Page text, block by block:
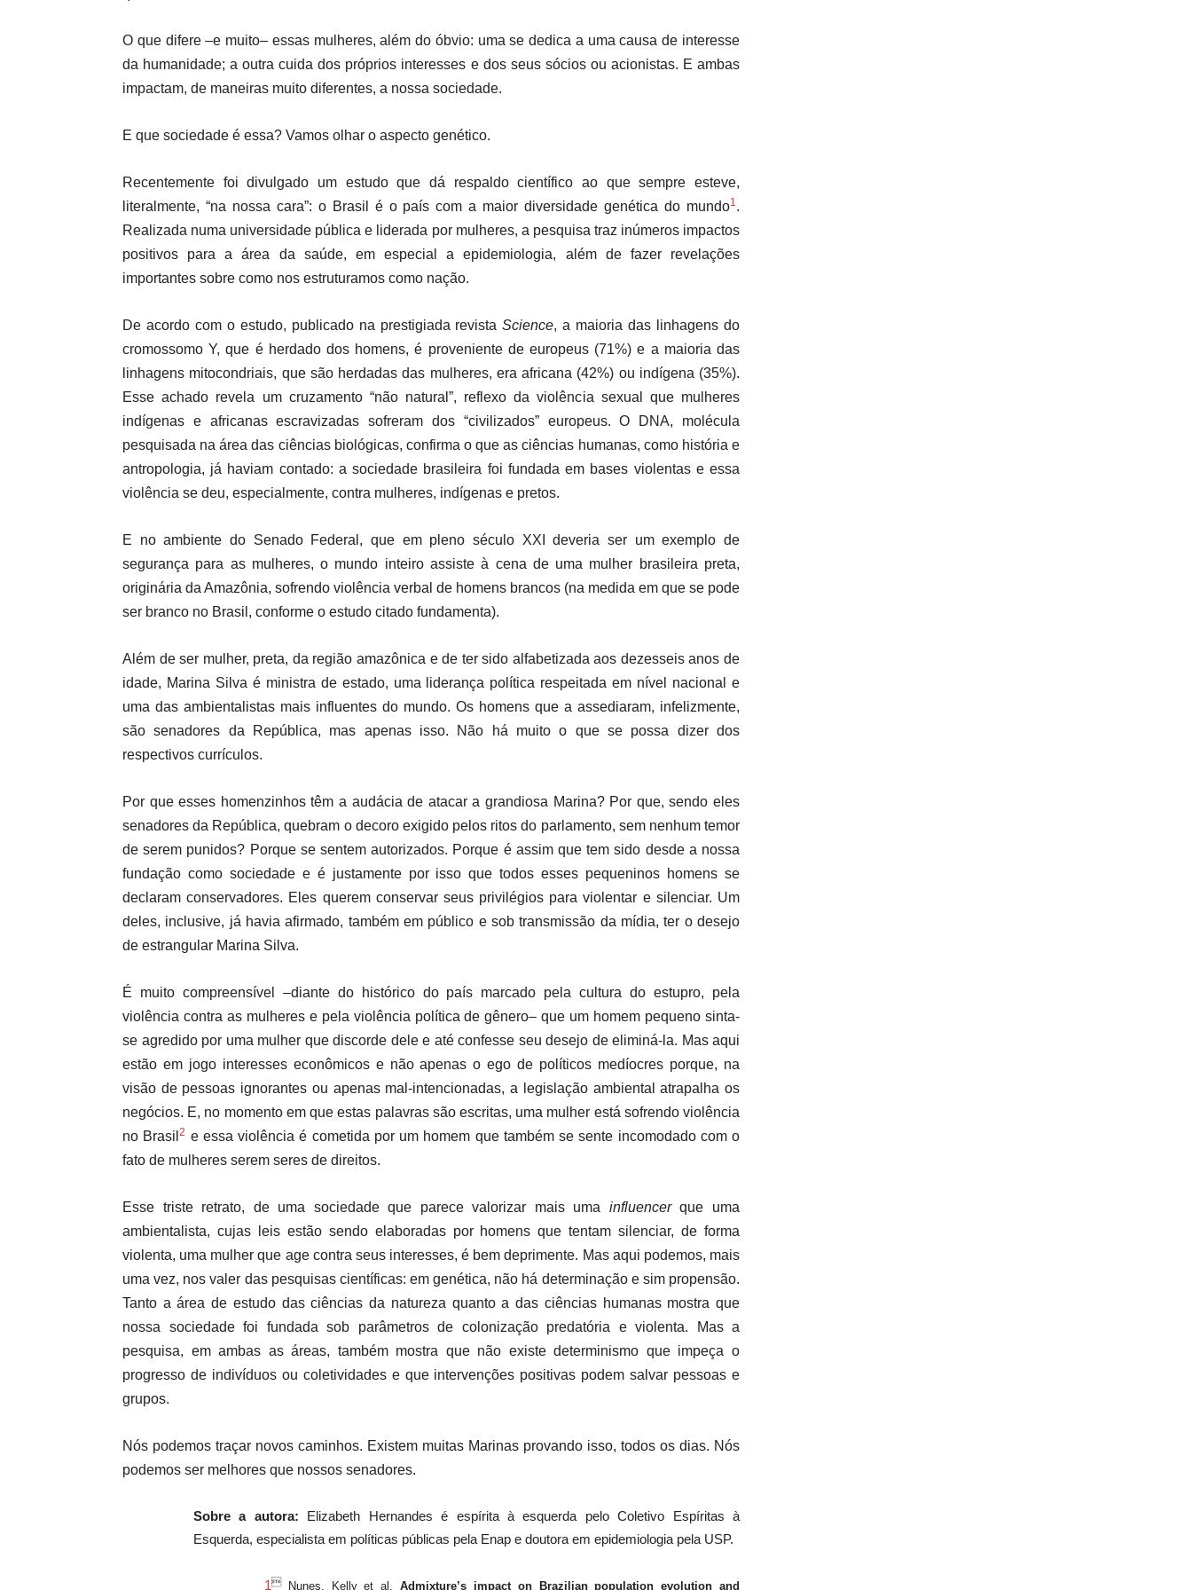
O que difere –e muito– essas mulheres, além do óbvio: uma se dedica a uma causa de interesse
da humanidade; a outra cuida dos próprios interesses e dos seus sócios ou acionistas. E ambas
impactam, de maneiras muito diferentes, a nossa sociedade.
E que sociedade é essa? Vamos olhar o aspecto genético.
Recentemente foi divulgado um estudo que dá respaldo científico ao que sempre esteve,
literalmente, “na nossa cara”: o Brasil é o país com a maior diversidade genética do mundo1.
Realizada numa universidade pública e liderada por mulheres, a pesquisa traz inúmeros impactos
positivos para a área da saúde, em especial a epidemiologia, além de fazer revelações
importantes sobre como nos estruturamos como nação.
De acordo com o estudo, publicado na prestigiada revistaScience, a maioria das linhagens do
cromossomo Y, que é herdado dos homens, é proveniente de europeus (71%) e a maioria das
linhagens mitocondriais, que são herdadas das mulheres, era africana (42%) ou indígena (35%).
Esse achado revela um cruzamento “não natural”, reflexo da violência sexual que mulheres
indígenas e africanas escravizadas sofreram dos “civilizados” europeus. O DNA, molécula
pesquisada na área das ciências biológicas, confirma o que as ciências humanas, como história e
antropologia, já haviam contado: a sociedade brasileira foi fundada em bases violentas e essa
violência se deu, especialmente, contra mulheres, indígenas e pretos.
E no ambiente do Senado Federal, que em pleno século XXI deveria ser um exemplo de
segurança para as mulheres, o mundo inteiro assiste à cena de uma mulher brasileira preta,
originária da Amazônia, sofrendo violência verbal de homens brancos (na medida em que se pode
ser branco no Brasil, conforme o estudo citado fundamenta).
Além de ser mulher, preta, da região amazônica e de ter sido alfabetizada aos dezesseis anos de
idade, Marina Silva é ministra de estado, uma liderança política respeitada em nível nacional e
uma das ambientalistas mais influentes do mundo. Os homens que a assediaram, infelizmente,
são senadores da República, mas apenas isso. Não há muito o que se possa dizer dos
respectivos currículos.
Por que esses homenzinhos têm a audácia de atacar a grandiosa Marina? Por que, sendo eles
senadores da República, quebram o decoro exigido pelos ritos do parlamento, sem nenhum temor
de serem punidos? Porque se sentem autorizados. Porque é assim que tem sido desde a nossa
fundação como sociedade e é justamente por isso que todos esses pequeninos homens se
declaram conservadores. Eles querem conservar seus privilégios para violentar e silenciar. Um
deles, inclusive, já havia afirmado, também em público e sob transmissão da mídia, ter o desejo
de estrangular Marina Silva.
É muito compreensível –diante do histórico do país marcado pela cultura do estupro, pela
violência contra as mulheres e pela violência política de gênero– que um homem pequeno sinta-
se agredido por uma mulher que discorde dele e até confesse seu desejo de eliminá-la. Mas aqui
estão em jogo interesses econômicos e não apenas o ego de políticos medíocres porque, na
visão de pessoas ignorantes ou apenas mal-intencionadas, a legislação ambiental atrapalha os
negócios. E, no momento em que estas palavras são escritas, uma mulher está sofrendo violência
no Brasil2 e essa violência é cometida por um homem que também se sente incomodado com o
fato de mulheres serem seres de direitos.
Esse triste retrato, de uma sociedade que parece valorizar mais uma influencerque uma
ambientalista, cujas leis estão sendo elaboradas por homens que tentam silenciar, de forma
violenta, uma mulher que age contra seus interesses, é bem deprimente. Mas aqui podemos, mais
uma vez, nos valer das pesquisas científicas: em genética, não há determinação e sim propensão.
Tanto a área de estudo das ciências da natureza quanto a das ciências humanas mostra que
nossa sociedade foi fundada sob parâmetros de colonização predatória e violenta. Mas a
pesquisa, em ambas as áreas, também mostra que não existe determinismo que impeça o
progresso de indivíduos ou coletividades e que intervenções positivas podem salvar pessoas e
grupos.
Nós podemos traçar novos caminhos. Existem muitas Marinas provando isso, todos os dias. Nós
podemos ser melhores que nossos senadores.
Sobre a autora: Elizabeth Hernandes é espírita à esquerda pelo Coletivo Espíritas à
Esquerda, especialista em políticas públicas pela Enap e doutora em epidemiologia pela USP.
1 Nunes, Kelly et al.Admixture’s impact on Brazilian population evolution and